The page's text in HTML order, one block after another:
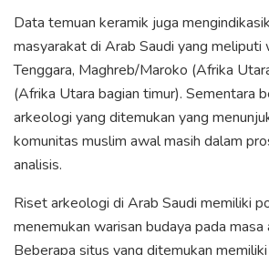
Data temuan keramik juga
masyarakat di Arab Saudi yang meliputi
Tenggara, Maghreb/Maroko (Afrika
(Afrika Utara bagian timur). Sementara
arkeologi yang ditemukan yang
komunitas muslim awal masih dalam
analisis.
Riset arkeologi di Arab Saudi memiliki
menemukan warisan budaya pada masa
Beberapa situs yang ditemukan